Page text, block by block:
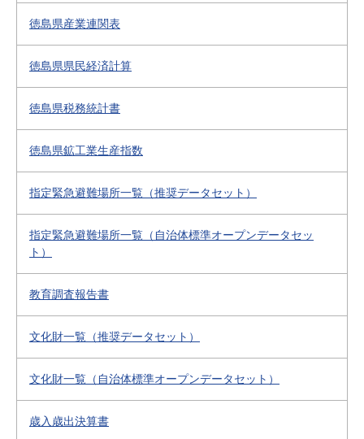
徳島県産業連関表
徳島県県民経済計算
徳島県税務統計書
徳島県鉱工業生産指数
指定緊急避難場所一覧（推奨データセット）
指定緊急避難場所一覧（自治体標準オープンデータセッ
ト）
教育調査報告書
文化財一覧（推奨データセット）
文化財一覧（自治体標準オープンデータセット）
歳入歳出決算書